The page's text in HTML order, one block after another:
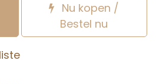
Nu kopen /
Bestel nu